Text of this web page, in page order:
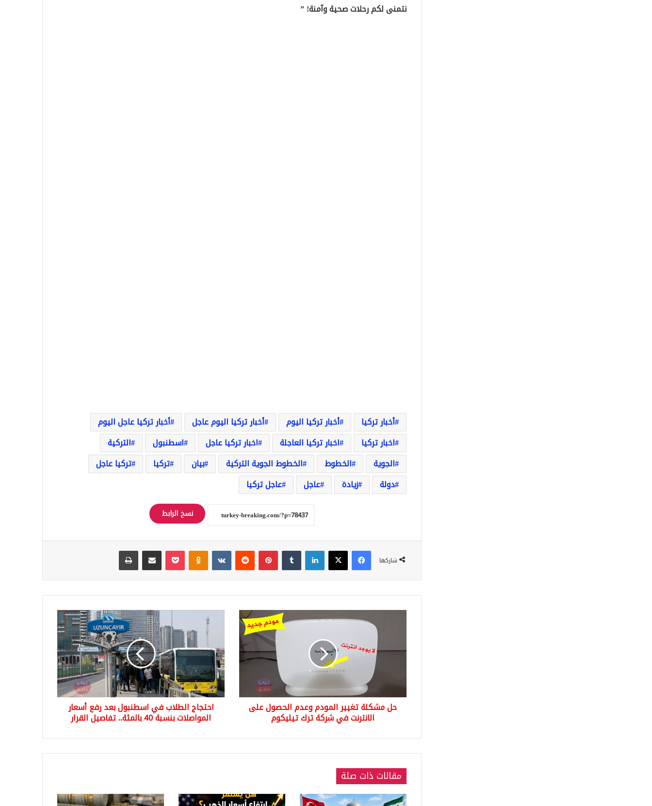
نتمنى لكم رحلات صحية وآمنة! ”
أخبار تركيا أخبار تركيا اليوم أخبار تركيا اليوم عاجل
أخبار تركيا عاجل اليوم
اخبار تركيا
اخبار تركيا العاجلة اخبار تركيا عاجل اسطنبول
التركية
الجوية
الخطوط الخطوط الجوية التركية بيان تركيا
تركيا عاجل
دولة
زيادة عاجل عاجل تركيا
نسخ الرابط
شاركها
فيسبوك‫X لينكدإن بينتيريست Odnoklassniki
‫Pocket مشاركة عبر البريد طباعة
وعدم
الانترنت
في
شركةحل مشكلة تغيير المودم وعدم الحصول على
الانترنت في شركة ترك تيليكوم
احتجاج
الطلاب
اسطنبول
بعد
رفع
أسعار
المواصلات
بنسبة
بالمئة..
القرار
احتجاج الطلاب في اسطنبول بعد رفع أسعار
المواصلات بنسبة 40 بالمئة.. تفاصيل القرار
مقالات ذات صلة